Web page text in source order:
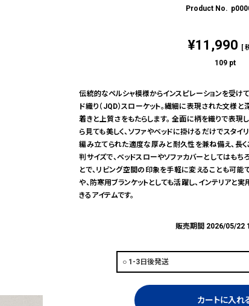
¥11,990
109 pt
伝統的なペルシャ模様からインスピレーションを受け
ド織り（JQD）スローケット。繊細に表現された文様
着きと上質さをもたらします。 全面に柄を織りで表現
ら見ても美しく、ソファやベッドに掛けるだけでスタイ
編み立てられた適度な厚みと耐久性を兼ね備え、長
判サイズで、ベッドスローやソファカバーとしてはもち
とで、リビング空間の印象を手軽に変えることも可能
や、防寒用ブランケットとしても活躍し、インテリア
きるアイテムです。
販売期間 2026/05/22
カートに入れ